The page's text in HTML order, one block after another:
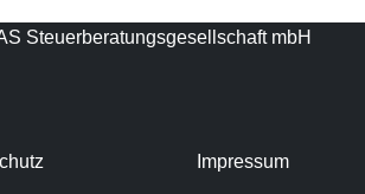
Steuerberatungsgesellschaft mbH
Impressum